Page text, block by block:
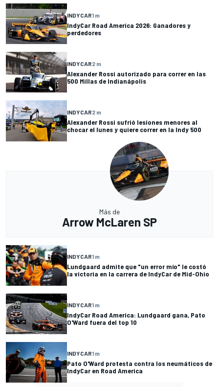
INDYCAR1 m
IndyCar Road America 2026: Ganadores y
perdedores
INDYCAR2 m
Alexander Rossi autorizado para correr en las
500 Millas de Indianápolis
INDYCAR2 m
Alexander Rossi sufrió lesiones menores al
chocar el lunes y quiere correr en la Indy 500
Más de
Arrow McLaren SP
INDYCAR1 m
Lundgaard admite que "un error mío" le costó
la victoria en la carrera de IndyCar de Mid-Ohio
INDYCAR1 m
IndyCar Road America: Lundgaard gana, Pato
O'Ward fuera del top 10
INDYCAR1 m
Pato O'Ward protesta contra los neumáticos de
IndyCar en Road America